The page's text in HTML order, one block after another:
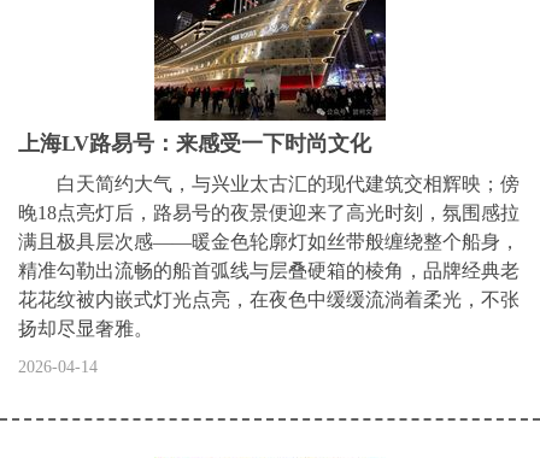
上海LV路易号：来感受一下时尚文化
白天简约大气，与兴业太古汇的现代建筑交相辉映；傍
晚18点亮灯后，路易号的夜景便迎来了高光时刻，氛围感拉
满且极具层次感——暖金色轮廓灯如丝带般缠绕整个船身，
精准勾勒出流畅的船首弧线与层叠硬箱的棱角，品牌经典老
花花纹被内嵌式灯光点亮，在夜色中缓缓流淌着柔光，不张
扬却尽显奢雅。
2026-04-14